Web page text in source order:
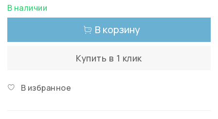
В наличии
В корзину
Купить в 1 клик
В избранное